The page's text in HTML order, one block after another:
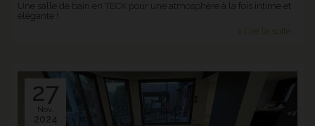
Une salle de bain en TECK pour une atmosphère à la fois intime et
élégante !
> Lire la suite...
27
Nov.
2024